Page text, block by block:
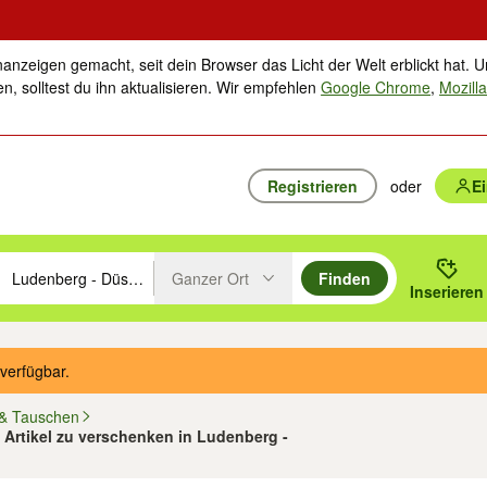
gemacht, seit dein Browser das Licht der Welt erblickt hat.
solltest du ihn aktualisieren. Wir empfehlenGoogle Chrome,
Registrieren oder
mit den Pfeiltasten nach oben/unten durchsuchen und mit
oder Ort eingeben. Eingabetaste drücken um zu suchen, oder
Ganzer Ort
Finden
Inserieren
Tauschen
Artikel zu verschenken in Ludenberg -